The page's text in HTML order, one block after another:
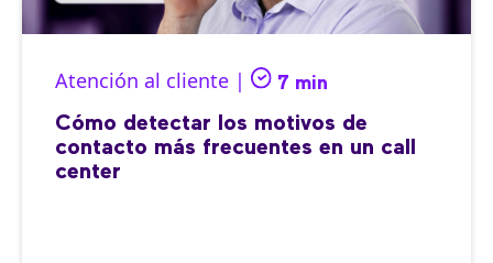
Atención al cliente | 7 min
Cómo detectar los motivos de
contacto más frecuentes en un call
center